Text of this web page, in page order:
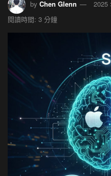
by Chen Glenn
2025
閱讀時間: 3 分鐘